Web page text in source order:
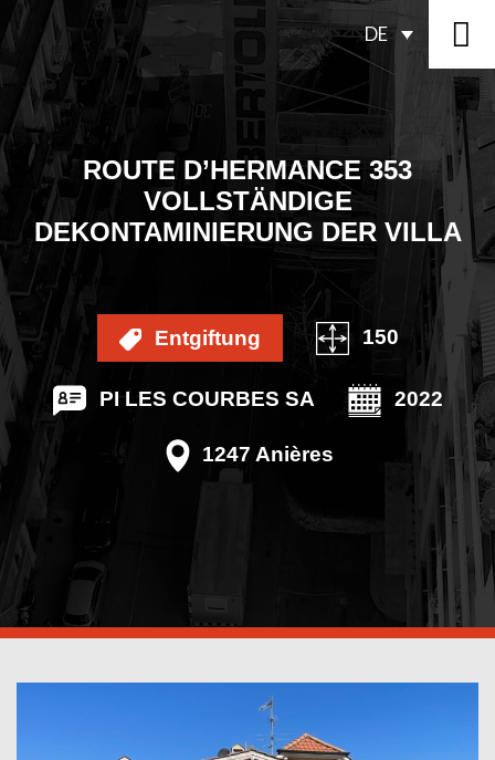
DE
ROUTE D’HERMANCE 353
VOLLSTÄNDIGE
DEKONTAMINIERUNG DER VILLA
Entgiftung 150
PI LES COURBES SA 2022
1247 Anières